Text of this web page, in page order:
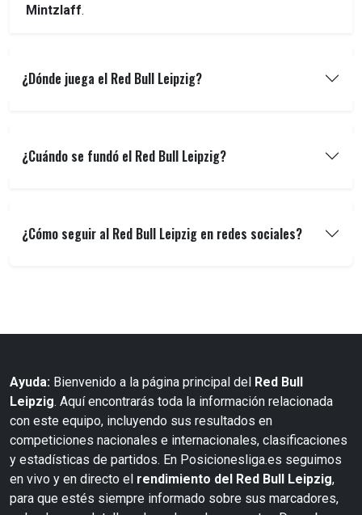
Mintzlaff.
¿Dónde juega el Red Bull Leipzig?
¿Cuándo se fundó el Red Bull Leipzig?
¿Cómo seguir al Red Bull Leipzig en redes sociales?
Ayuda: Bienvenido a la página principal del Red Bull
Leipzig. Aquí encontrarás toda la información relacionada
con este equipo, incluyendo sus resultados en
competiciones nacionales e internacionales, clasificaciones
y estadísticas de partidos. En Posicionesliga.es seguimos
en vivo y en directo el rendimiento del Red Bull Leipzig,
para que estés siempre informado sobre sus marcadores,